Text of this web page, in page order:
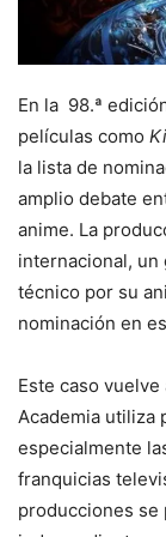
En la 98.ª
películas como
la lista de
amplio debate
anime. La
internacional, un
técnico por su
nominación en
Este caso
Academia utiliza
especialmente
franquicias
producciones se